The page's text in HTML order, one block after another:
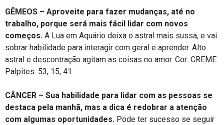
GÊMEOS – Aproveite para fazer mudanças, até no
trabalho, porque será mais fácil lidar com novos
começos. A Lua em Aquário deixa o astral mais sussa, e vai
sobrar habilidade para interagir com geral e aprender. Alto
astral e descontração agitam as coisas no amor. Cor: CREME
Palpites: 53, 15, 41
CÂNCER – Sua habilidade para lidar com as pessoas se
destaca pela manhã, mas a dica é redobrar a atenção
com algumas oportunidades. Pode ter sucesso se seguir